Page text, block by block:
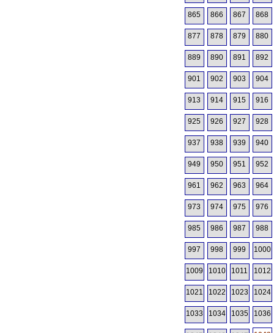
865 866 867 868
877 878 879 880
889 890 891 892
901 902 903 904
913 914 915 916
925 926 927 928
937 938 939 940
949 950 951 952
961 962 963 964
973 974 975 976
985 986 987 988
997 998 999 1000
1009 1010 1011 1012
1021 1022 1023 1024
1033 1034 1035 1036